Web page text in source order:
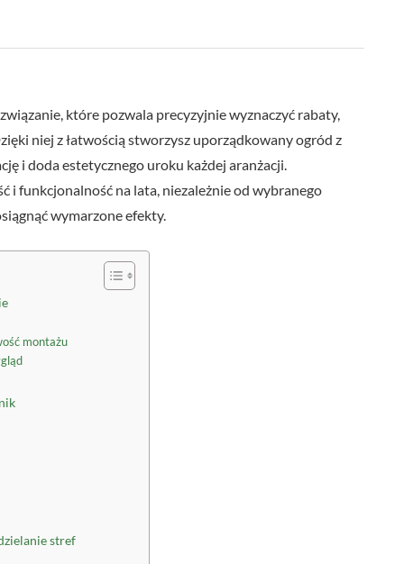
które pozwala precyzyjnie wyznaczyć rabaty,
niej z łatwością stworzysz uporządkowany ogród z
i doda estetycznego uroku każdej aranżacji.
i funkcjonalność na lata, niezależnie od wybranego
wymarzone efekty.
montażu
stref